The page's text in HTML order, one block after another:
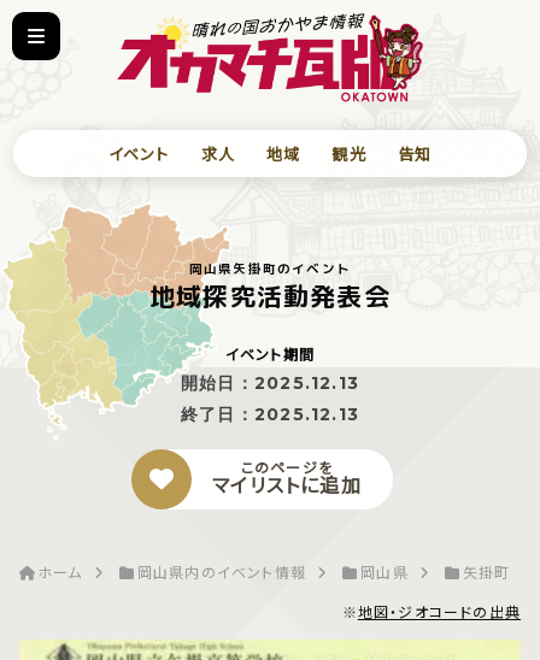
イベント 求人 地域 観光 告知
岡山県矢掛町のイベント
地域探究活動発表会
イベント期間
開始日： 2025.12.13
終了日： 2025.12.13
このページを
マイリストに追加
ホーム 岡山県内のイベント情報 岡山県
矢掛町
※地図・ジオコードの出典